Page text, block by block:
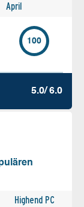
April
100
5.0/ 6.0
Highend PC